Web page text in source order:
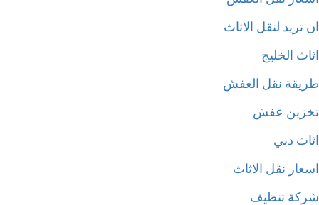
تريد لنقل الاثاث
الخليج
نقل العفش
عفش
دبي
نقل الاثاث
تنظيف